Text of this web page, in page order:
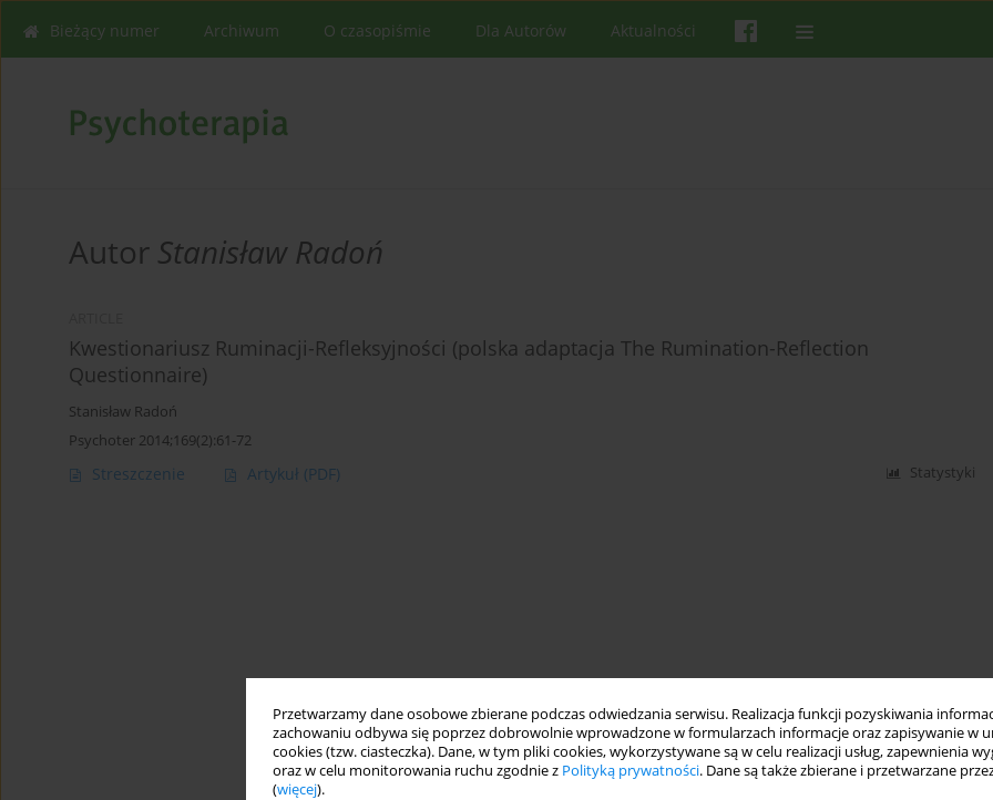
Przetwarzamy dane osobowe zbierane podczas odwiedzania serwisu. Realizacja funkcji pozyskiwania
zachowaniu odbywa się poprzez dobrowolnie wprowadzone w formularzach informacje oraz zapisywanie w
cookies (tzw. ciasteczka). Dane, w tym pliki cookies, wykorzystywane są w celu realizacji usług, zapewnienia
oraz w celu monitorowania ruchu zgodnie z Polityką prywatności. Dane są także zbierane i przetwarzane
(więcej).
Bieżący numer Archiwum O czasopiśmie Dla Autorów Aktualności
Autor Stanisław Radoń
Kwestionariusz Ruminacji-Refleksyjności (polska adaptacja The Rumination-Reflection
Questionnaire)
Stanisław Radoń
Psychoter 2014;169(2):61-72
Streszczenie Artykuł (PDF) Statystyki